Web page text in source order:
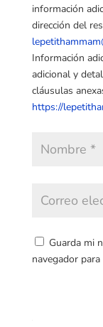
información
dirección del
Información
adicional y
cláusulas
https://
Guarda mi
navegador